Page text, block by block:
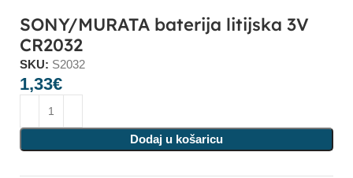
SONY/MURATA baterija litijska 3V
CR2032
SKU: S2032
1,33€
Dodaj u košaricu